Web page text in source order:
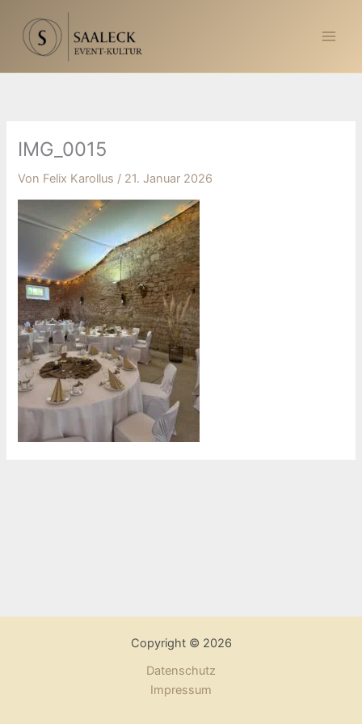
Inhalt
springen
IMG_0015
Von Felix Karollus / 21. Januar 2026
Copyright © 2026
Datenschutz
Impressum